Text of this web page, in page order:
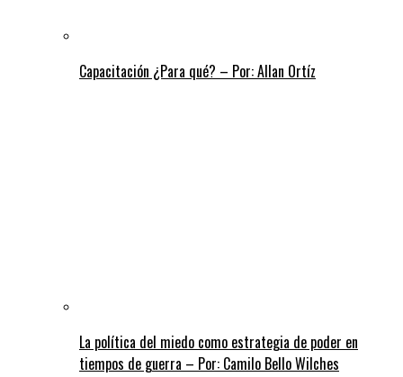
Capacitación ¿Para qué? – Por: Allan Ortíz
La política del miedo como estrategia de poder en
tiempos de guerra – Por: Camilo Bello Wilches